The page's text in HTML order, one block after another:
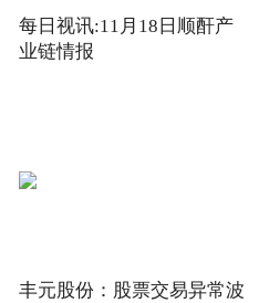
每日视讯:11月18日顺酐产
业链情报
丰元股份：股票交易异常波